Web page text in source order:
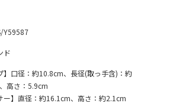
Y59587
ド
】口径：約10.8cm、長径(取っ手含)：約
高さ：5.9cm
ー】直径：約16.1cm、高さ：約2.1cm